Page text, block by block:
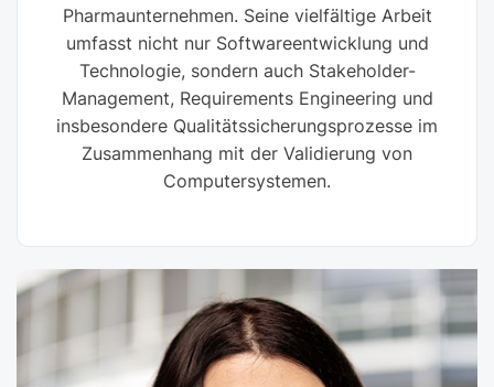
Pharmaunternehmen. Seine vielfältige Arbeit
umfasst nicht nur Softwareentwicklung und
Technologie, sondern auch Stakeholder-
Management, Requirements Engineering und
insbesondere Qualitätssicherungsprozesse im
Zusammenhang mit der Validierung von
Computersystemen.